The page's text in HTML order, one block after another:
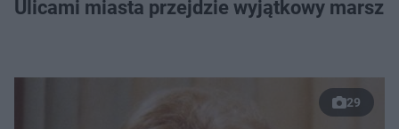
Ulicami miasta przejdzie wyjątkowy marsz
29